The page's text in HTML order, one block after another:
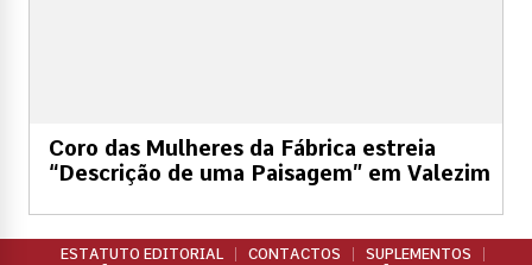
Coro das Mulheres da Fábrica estreia
“Descrição de uma Paisagem” em Valezim
ESTATUTO EDITORIAL CONTACTOS SUPLEMENTOS